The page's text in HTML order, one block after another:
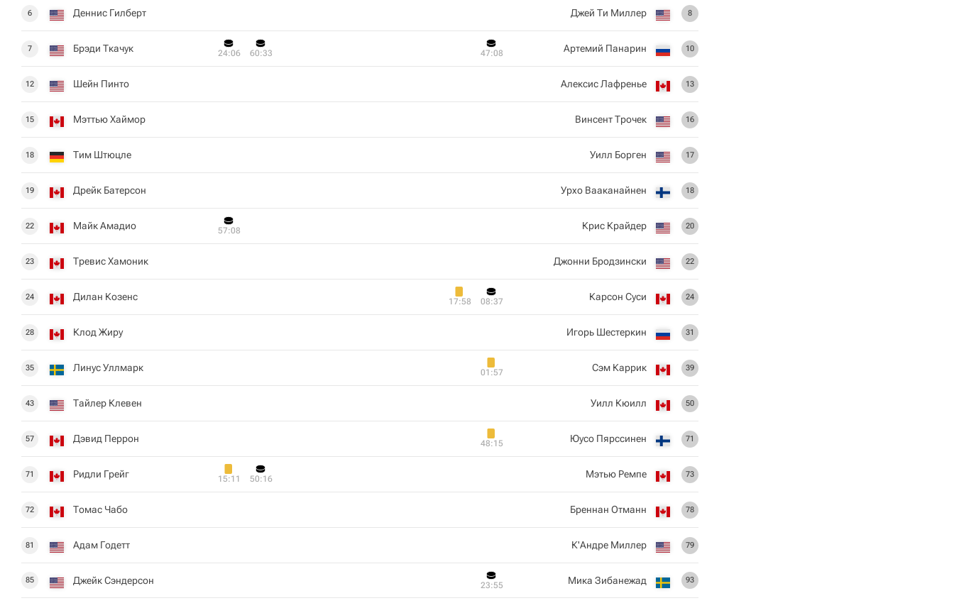
6 Деннис Гилберт
7 Брэди Ткачук 24:06 60:33
12 Шейн Пинто
15 Мэттью Хаймор
18 Тим Штюцле
19 Дрейк Батерсон
22 Майк Амадио 57:08
23 Тревис Хамоник
24 Дилан Козенс
28 Клод Жиру
35 Линус Уллмарк
43 Тайлер Клевен
57 Дэвид Перрон
71 Ридли Грейг 15:11 50:16
72 Томас Чабо
81 Адам Годетт
85 Джейк Сэндерсон
8
Джей Ти Миллер
10
Артемий Панарин
47:08
13
Алексис Лафренье
16
Винсент Трочек
17
Уилл Борген
18
Урхо Вааканайнен
20
Крис Крайдер
22
Джонни Бродзински
24
Карсон Суси
08:37
17:58
31
Игорь Шестеркин
39
Сэм Каррик
01:57
50
Уилл Кюилл
71
Юусо Пярссинен
48:15
73
Мэтью Ремпе
78
Бреннан Отманн
79
К'Андре Миллер
93
Мика Зибанежад
23:55